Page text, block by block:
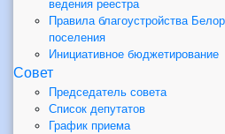
ведения реестра
Правила благоустройства
поселения
Инициативное бюджетирование
Совет
Председатель совета
Список депутатов
График приема